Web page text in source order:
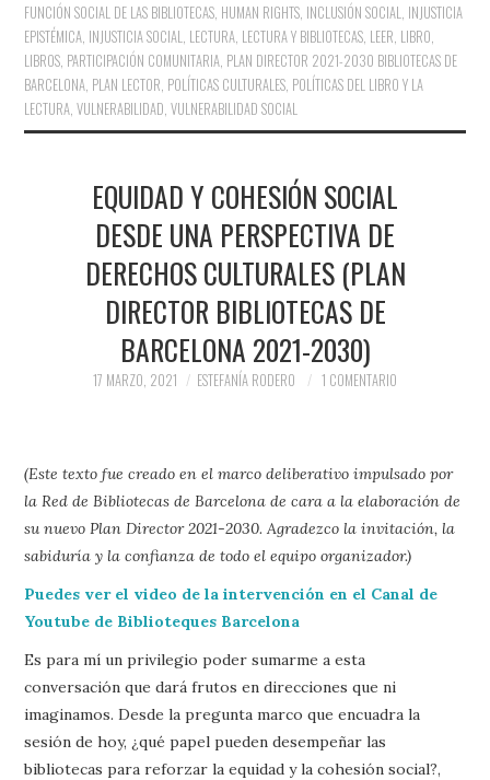
FUNCIÓN SOCIAL DE LAS BIBLIOTECAS HUMAN RIGHTS INCLUSIÓN SOCIAL INJUSTICIA
EPISTÉMICA INJUSTICIA SOCIAL LECTURA LECTURA Y BIBLIOTECAS LEER LIBRO
LIBROS PARTICIPACIÓN COMUNITARIA PLAN DIRECTOR 2021-2030 BIBLIOTECAS DE
BARCELONA PLAN LECTOR POLÍTICAS CULTURALES POLÍTICAS DEL LIBRO Y LA
LECTURA ,VULNERABILIDAD ,VULNERABILIDAD SOCIAL
EQUIDAD Y COHESIÓN SOCIAL
DESDE UNA PERSPECTIVA DE
DERECHOS CULTURALES (PLAN
DIRECTOR BIBLIOTECAS DE
BARCELONA 2021-2030)
17 MARZO, 2021 ESTEFANÍA RODERO 1 COMENTARIO
(Este texto fue creado en el marco deliberativo impulsado por
la Red de Bibliotecas de Barcelona de cara a la elaboración de
su nuevo Plan Director 2021-2030. Agradezco la invitación, la
sabiduría y la confianza de todo el equipo organizador.)
Puedes ver el video de la intervención en el Canal de
Youtube de Biblioteques Barcelona
Es para mí un privilegio poder sumarme a esta
conversación que dará frutos en direcciones que ni
imaginamos. Desde la pregunta marco que encuadra la
sesión de hoy, ¿qué papel pueden desempeñar las
bibliotecas para reforzar la equidad y la cohesión social?,